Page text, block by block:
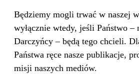
Będziemy mogli trwać w naszej
wyłącznie wtedy, jeśli Państwo
Darczyńcy – będą tego chcieli.
Państwa ręce nasze publikacje,
misji naszych mediów.